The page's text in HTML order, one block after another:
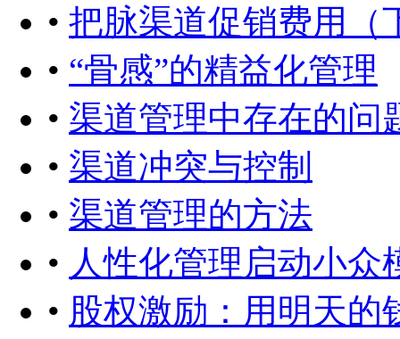
• 把脉渠道促销费用（
• “骨感”的精益化管理
• 渠道管理中存在的问
• 渠道冲突与控制
• 渠道管理的方法
• 人性化管理启动小众
• 股权激励：用明天的